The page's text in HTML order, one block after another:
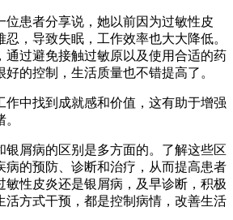
位患者分享说，她以前因为过敏性皮
，导致失眠，工作效率也大大降低。
通过避免接触过敏原以及使用合适的药
的控制，生活质量也不错提高了。
作中找到成就感和价值，这有助于增强
银屑病的区别是多方面的。了解这些区
病的预防、诊断和治疗，从而提高患者
敏性皮炎还是银屑病，及早诊断，积极
活方式干预，都是控制病情，改善生活